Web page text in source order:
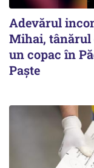
Adevărul
Mihai, tânărul
un copac în
Paște